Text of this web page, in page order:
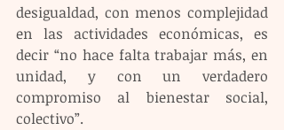
desigualdad, con menos complejidad
en las actividades económicas, es
decir “no hace falta trabajar más, en
unidad, y con un verdadero
compromiso al bienestar social,
colectivo”.